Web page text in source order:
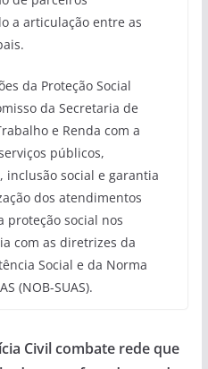
a articulação entre as
da Proteção Social
da Secretaria de
e Renda com a
públicos,
inclusão social e garantia
dos atendimentos
social nos
com as diretrizes da
Social e da Norma
(NOB-SUAS).
Civil combate rede que